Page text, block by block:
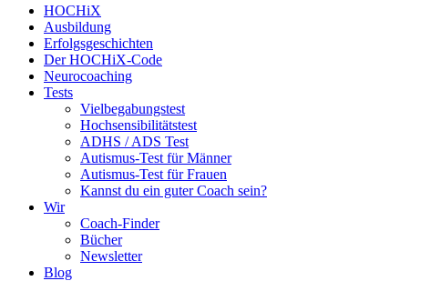
HOCHiX
Ausbildung
Erfolgsgeschichten
Der HOCHiX-Code
Neurocoaching
Tests
Vielbegabungstest
Hochsensibilitätstest
ADHS / ADS Test
Autismus-Test für Männer
Autismus-Test für Frauen
Kannst du ein guter Coach sein?
Wir
Coach-Finder
Bücher
Newsletter
Blog